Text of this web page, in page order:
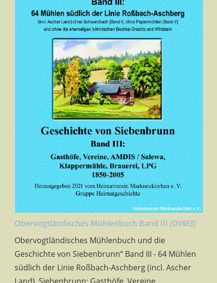
Obervogtländisches Mühlenbuch Band III (OVM3)
Obervogtländisches Mühlenbuch und die
Geschichte von Siebenbrunn“ Band III - 64 Mühlen
südlich der Linie Roßbach-Aschberg (incl. Ascher